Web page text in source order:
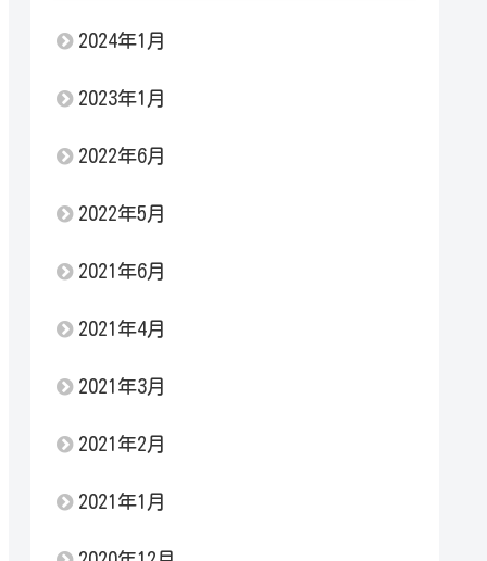
2024年1月
2023年1月
2022年6月
2022年5月
2021年6月
2021年4月
2021年3月
2021年2月
2021年1月